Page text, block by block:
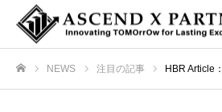
NEWS 注目の記事 HBR Article：テクノロ